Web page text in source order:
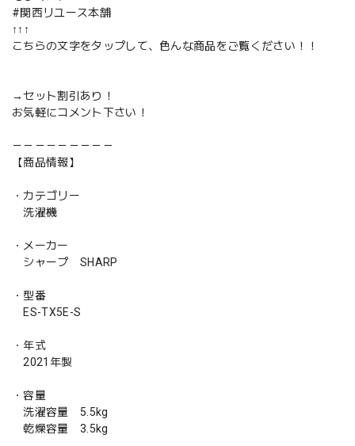
#関西リユース本舗
↑↑↑
こちらの文字をタップして、色んな商品をご覧ください！！
→セット割引あり！
お気軽にコメント下さい！
－－－－－－－－－
【商品情報】
・カテゴリー
洗濯機
・メーカー
シャープ SHARP
・型番
ES-TX5E-S
・年式
2021年製
・容量
洗濯容量 5.5kg
乾燥容量 3.5kg